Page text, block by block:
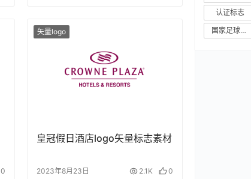
0
矢量logo
皇冠假日酒店logo矢量标志素材
2023年8月23日 2.1K 0
认证标志
国家足球队队徽